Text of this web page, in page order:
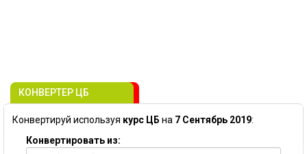
КОНВЕРТЕР ЦБ
Конвертируй используя курс ЦБ на 7 Сентябрь 2019:
Конвертировать из: